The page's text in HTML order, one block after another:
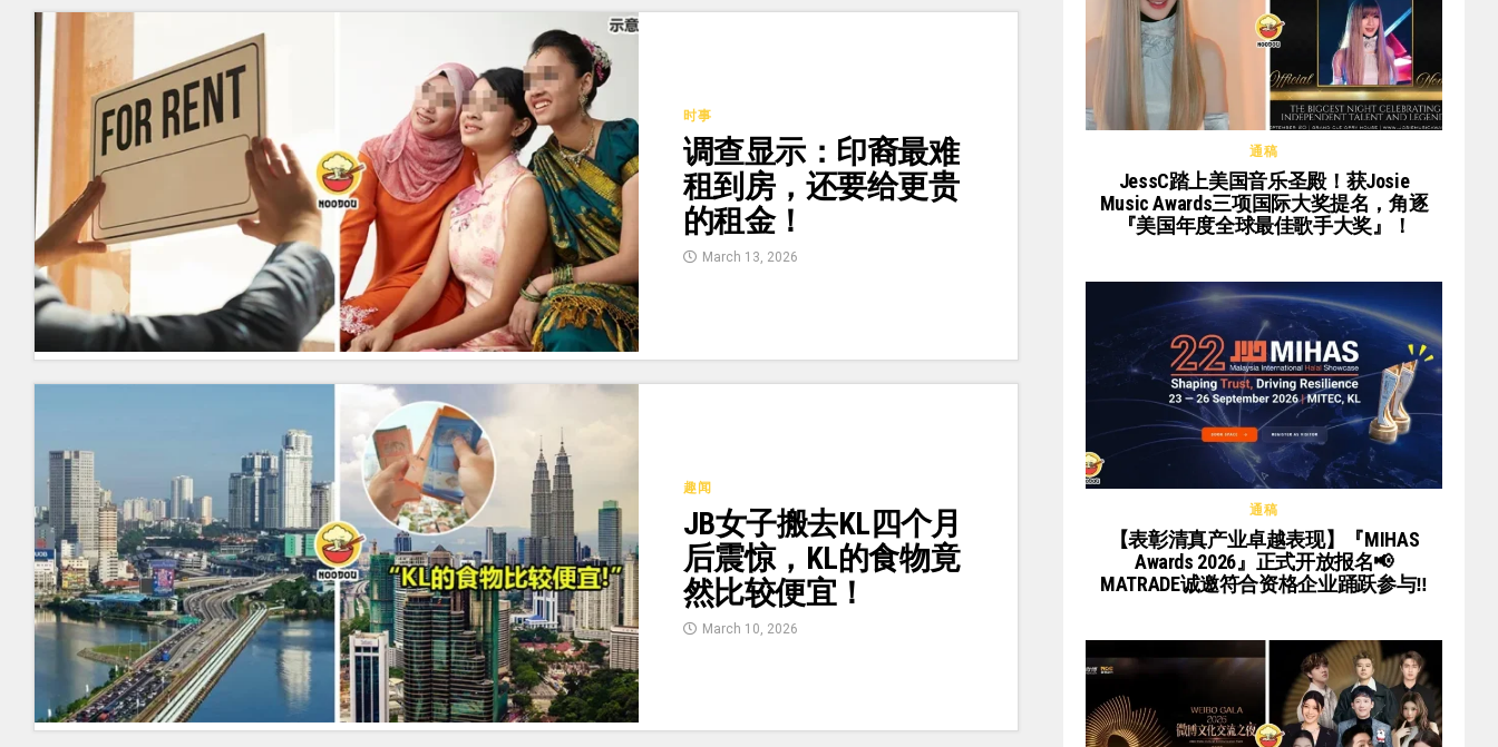
时事
调查显示：印裔最难
租到房，还要给更贵
的租金！
March 13, 2026
趣闻
JB女子搬去KL四个月
后震惊，KL的食物竟
然比较便宜！
March 10, 2026
通稿
JessC踏上美国音乐圣殿！获Josie
Music Awards三项国际大奖提名，角逐
『美国年度全球最佳歌手大奖』！
通稿
【表彰清真产业卓越表现】『MIHAS
Awards 2026』正式开放报名📢
MATRADE诚邀符合资格企业踊跃参与‼️